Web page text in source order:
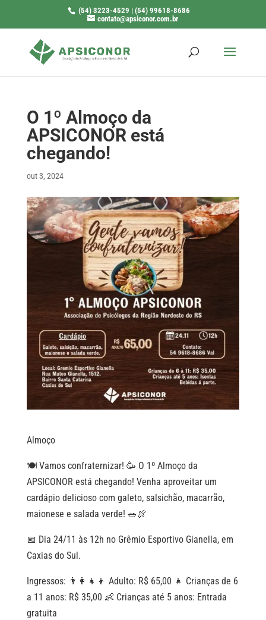
(54) 3223-4529 | (54) 99618-8686
contato@apsiconor.com.br
O 1º Almoço da
APSICONOR está
chegando!
out 3, 2024
Almoço
🍽️ Vamos confraternizar! 🥳 O 1º Almoço da
APSICONOR está chegando! Venha aproveitar um
cardápio delicioso com galeto, salsichão, macarrão,
maionese e salada verde! 🥗🍖
📅 Dia 24/11 às 12h no Grêmio Esportivo Gianella, em
Caxias do Sul.
Ingressos: 👨‍👩‍👧‍👦 Adulto: R$ 65,00 👧 Crianças de 6
a 11 anos: R$ 35,00 👶 Crianças até 5 anos: Entrada
gratuita